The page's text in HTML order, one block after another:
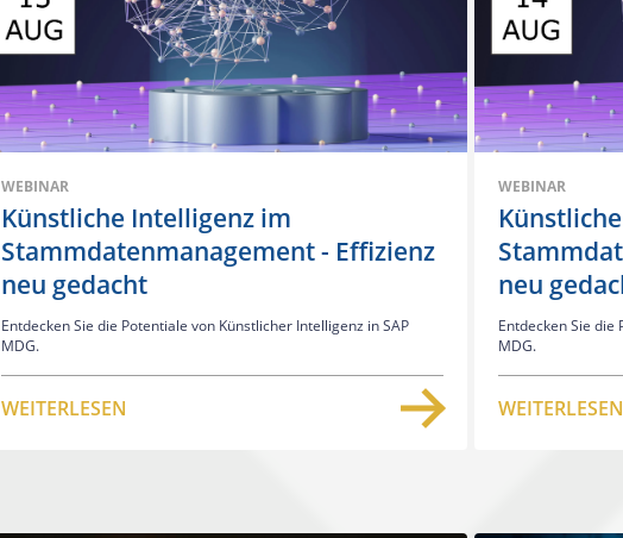
WEBINAR
Künstliche Intelligenz im
Stammdatenmanagement - Effizienz
neu gedacht
Entdecken Sie die Potentiale von Künstlicher Intelligenz in SAP
MDG.
WEITERLESEN
WEBINAR
neu
Entdecken Sie die
MDG.
WEITERLESEN